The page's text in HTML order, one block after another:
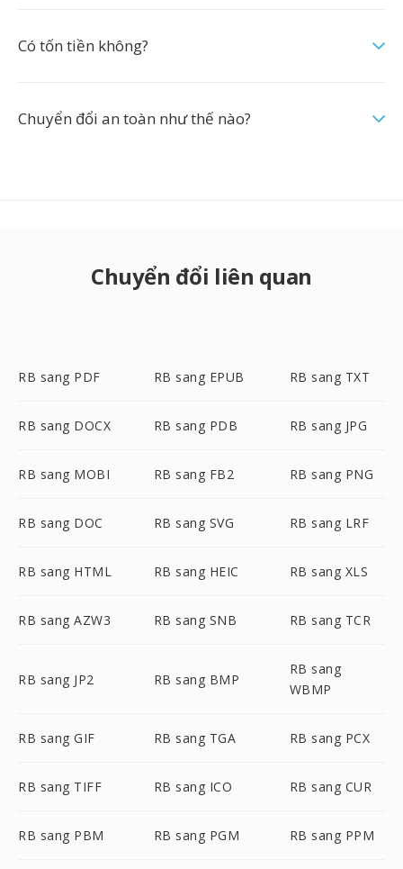
Có tốn tiền không?
Chuyển đổi an toàn như thế nào?
Chuyển đổi liên quan
RB sang PDF RB sang EPUB RB sang TXT
RB sang DOCX RB sang PDB RB sang JPG
RB sang MOBI RB sang FB2 RB sang PNG
RB sang DOC RB sang SVG RB sang LRF
RB sang HTML RB sang HEIC RB sang XLS
RB sang AZW3 RB sang SNB RB sang TCR
RB sang JP2 RB sang BMP
RB sang
WBMP
RB sang GIF RB sang TGA RB sang PCX
RB sang TIFF RB sang ICO RB sang CUR
RB sang PBM RB sang PGM RB sang PPM